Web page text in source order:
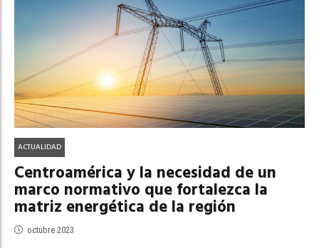
ACTUALIDAD
Centroamérica y la necesidad de un
marco normativo que fortalezca la
matriz energética de la región
octubre 2023